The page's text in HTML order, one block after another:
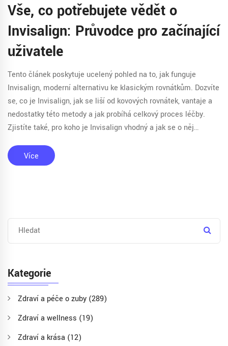
Vše, co potřebujete vědět o
Invisalign: Průvodce pro začínající
uživatele
Tento článek poskytuje ucelený pohled na to, jak funguje
Invisalign, moderní alternativu ke klasickým rovnátkům. Dozvíte
se, co je Invisalign, jak se liší od kovových rovnátek, vantaje a
nedostatky této metody a jak probíhá celkový proces léčby.
Zjistíte také, pro koho je Invisalign vhodný a jak se o něj
výsledky.
Více
Kategorie
Zdraví a péče o zuby (289)
Zdraví a wellness (19)
Zdraví a krása (12)